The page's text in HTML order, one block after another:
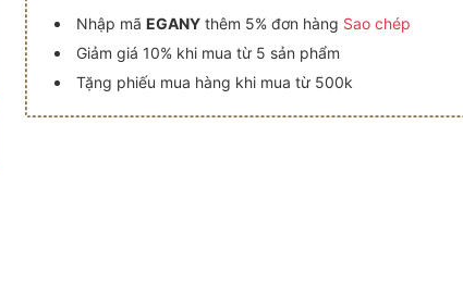
Nhập mã EGANYthêm 5% đơn hàng Sao chép
Giảm giá 10% khi mua từ 5 sản phẩm
Tặng phiếu mua hàng khi mua từ 500k